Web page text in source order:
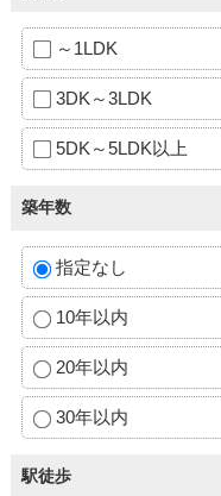
～1LDK
3DK～3LDK
5DK～5LDK以上
築年数
指定なし
10年以内
20年以内
30年以内
駅徒歩